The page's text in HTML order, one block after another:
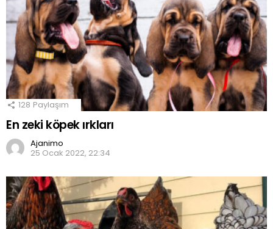
128 Paylaşım
En zeki köpek ırkları
Ajanimo
25 Ocak 2022, 22:34